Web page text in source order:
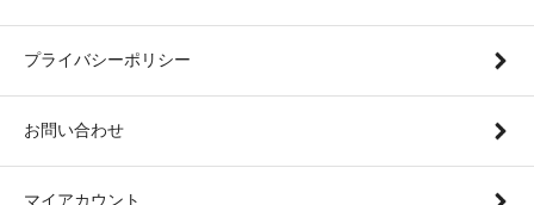
プライバシーポリシー
お問い合わせ
マイアカウント